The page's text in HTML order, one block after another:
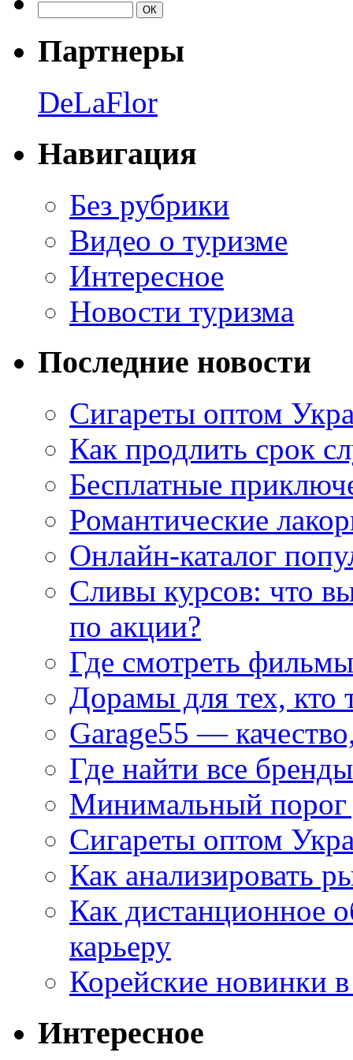
Партнеры
DeLaFlor
Навигация
Без рубрики
Видео о туризме
Интересное
Новости туризма
Последние новости
Сигареты оптом
Как продлить срок
Бесплатные
Романтические
Онлайн-каталог
Сливы курсов: что
по акции?
Где смотреть
Дорамы для тех, кто
Garage55 —
Где найти все
Минимальный порог
Сигареты оптом
Как анализировать
Как дистанционное
карьеру
Корейские новинки
Интересное